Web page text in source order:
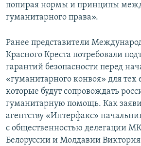
попирая нормы и принципы
гуманитарного права».
Ранее представители
Красного Креста потребовали
гарантий безопасности перед
«гуманитарного конвоя» для тех
которые будут сопровождать
гуманитарную помощь. Как
агентству «Интерфакс»
с общественностью делегации
Белоруссии и Молдавии